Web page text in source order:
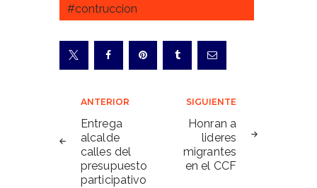
#contruccion
Navegación
de
entradas
ANTERIOR
Entrega
alcalde
calles del
presupuesto
participativo
SIGUIENTE
Honran a
lideres
migrantes
en el CCF